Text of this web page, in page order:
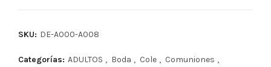
SKU: DE-A000-A008
Categorías: ADULTOS , Boda , Cole , Comuniones ,